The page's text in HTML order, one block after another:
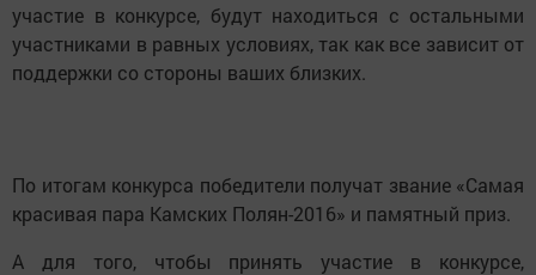
участие в конкурсе, будут находиться с остальными
участниками в равных условиях, так как все зависит от
поддержки со стороны ваших близких.
По итогам конкурса победители получат звание «Самая
красивая пара Камских Полян-2016» и памятный приз.
А для того, чтобы принять участие в конкурсе,